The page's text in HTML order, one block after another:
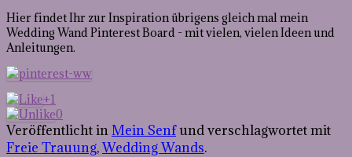
Hier findet Ihr zur Inspiration übrigens gleich mal mein
Wedding Wand Pinterest Board - mit vielen, vielen Ideen und
Anleitungen.
+1
0
Veröffentlicht inMein Senfund verschlagwortet mit
Freie Trauung,Wedding Wands.